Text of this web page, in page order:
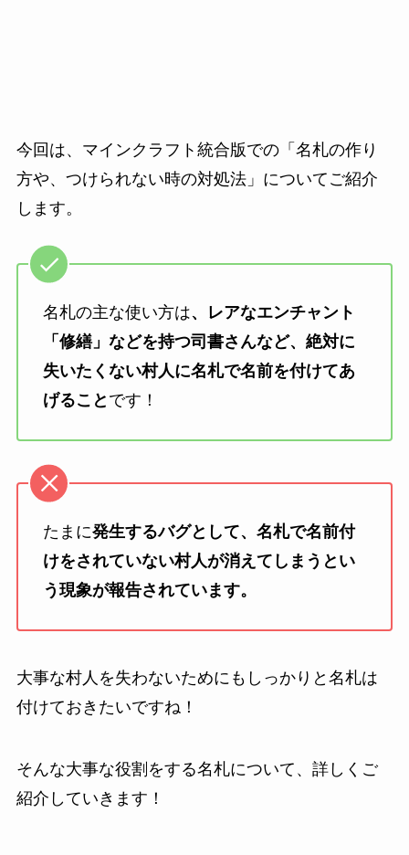
今回は、マインクラフト統合版での「名札の作り
方や、つけられない時の対処法」についてご紹介
します。
名札の主な使い方は、レアなエンチャント
「修繕」などを持つ司書さんなど、絶対に
失いたくない村人に名札で名前を付けてあ
げること です！
たまに発生するバグとして、名札で名前付
けをされていない村人が消えてしまうとい
う現象が報告されています。
大事な村人を失わないためにもしっかりと名札は
付けておきたいですね！
そんな大事な役割をする名札について、詳しくご
紹介していきます！